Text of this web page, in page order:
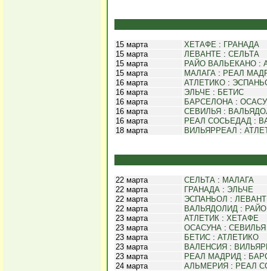
15 марта ХЕТАФЕ : ГРАНАДА
15 марта
ЛЕВАНТЕ : СЕЛЬТА
15 марта
РАЙО ВАЛЬЕКАНО :
15 марта
МАЛАГА : РЕАЛ
16 марта
АТЛЕТИКО :
16 марта
ЭЛЬЧЕ : БЕТИС
16 марта
БАРСЕЛОНА :
16 марта
СЕВИЛЬЯ :
16 марта
РЕАЛ СОСЬЕДАД :
18 марта
ВИЛЬЯРРЕАЛ :
22 марта СЕЛЬТА : МАЛАГА
22 марта
ГРАНАДА : ЭЛЬЧЕ
22 марта
ЭСПАНЬОЛ :
22 марта
ВАЛЬЯДОЛИД :
23 марта
АТЛЕТИК : ХЕТАФЕ
23 марта
ОСАСУНА : СЕВИЛЬЯ
23 марта
БЕТИС : АТЛЕТИКО
23 марта
ВАЛЕНСИЯ :
23 марта
РЕАЛ МАДРИД :
24 марта
АЛЬМЕРИЯ : РЕАЛ